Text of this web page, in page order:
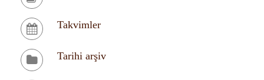
Takvimler
Tarihi arşiv